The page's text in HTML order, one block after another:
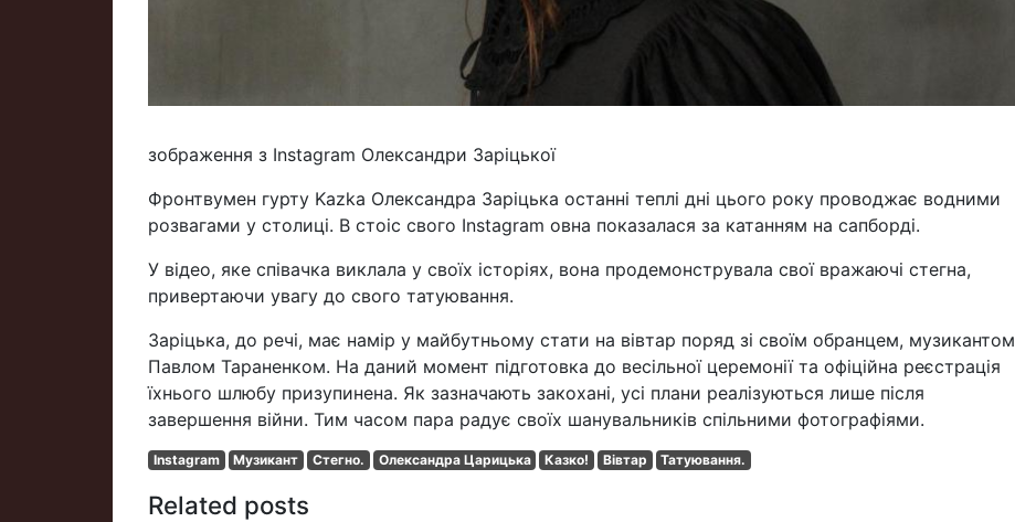
зображення з Instagram Олександри Заріцької
Фронтвумен гурту Kazka Олександра Заріцька останні теплі дні цього року проводжає водними
розвагами у столиці. В стоіс свого Instagram овна показалася за катанням на сапборді.
У відео, яке співачка виклала у своїх історіях, вона продемонструвала свої вражаючі стегна,
привертаючи увагу до свого татуювання.
Заріцька, до речі, має намір у майбутньому стати на вівтар поряд зі своїм обранцем, музикантом
Павлом Тараненком. На даний момент підготовка до весільної церемонії та офіційна реєстрація
їхнього шлюбу призупинена. Як зазначають закохані, усі плани реалізуються лише після
завершення війни. Тим часом пара радує своїх шанувальників спільними фотографіями.
Instagram Музикант Стегно. Олександра Царицька Казко! Вівтар Татуювання.
Related posts